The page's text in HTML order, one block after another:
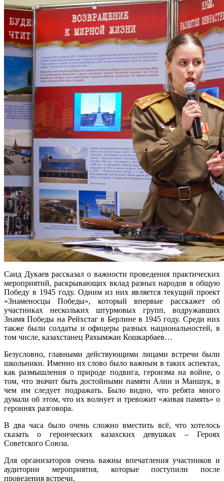
Саид Дукаев рассказал о важности проведения практических
мероприятий, раскрывающих вклад разных народов в общую
Победу в 1945 году. Одним из них является текущий проект
«Знаменосцы Победы», который впервые расскажет об
участниках нескольких штурмовых групп, водружавших
Знамя Победы на Рейхстаг в Берлине в 1945 году. Среди них
также были солдаты и офицеры разных национальностей, в
том числе, казахстанец Рахымжан Кошкарбаев…
Безусловно, главными действующими лицами встречи были
школьники. Именно их слово было важным в таких аспектах,
как размышления о природе подвига, героизма на войне, о
том, что значит быть достойными памяти Алии и Маншук, в
чем им следует подражать. Было видно, что ребята много
думали об этом, что их волнует и тревожит «живая память» о
героинях разговора.
В два часа было очень сложно вместить всё, что хотелось
сказать о героических казахских девушках – Героях
Советского Союза.
Для организаторов очень важны впечатления участников и
аудитории мероприятия, которые поступили после
проведения встречи.